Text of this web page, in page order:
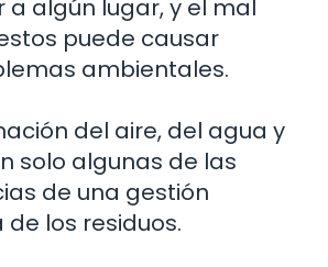
a algún lugar, y el mal
puede causar
ambientales.
del aire, del agua y
solo algunas de las
de una gestión
los residuos.